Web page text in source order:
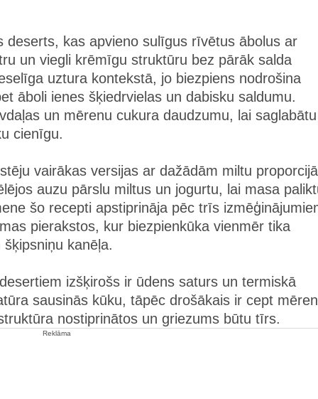
deserts, kas apvieno sulīgus rīvētus ābolus ar
un viegli krēmīgu struktūru bez pārāk salda
uztura kontekstā, jo biezpiens nodrošina
āboli ienes šķiedrvielas un dabisku saldumu.
un mērenu cukura daudzumu, lai saglabātu
cienīgu.
vairākas versijas ar dažādām miltu
auzu pārslu miltus un jogurtu, lai masa
šo recepti apstiprināja pēc trīs
pierakstos, kur biezpienkūka vienmēr tika
kanēļa.
izšķirošs ir ūdens saturs un termiskā
sausinās kūku, tāpēc drošākais ir cept
nostiprinātos un griezums būtu tīrs.
Reklāma